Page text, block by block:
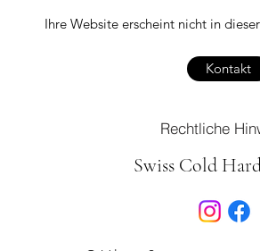
Ihre Website erscheint nicht in
Kontakt
Rechtliche
Swiss Cold